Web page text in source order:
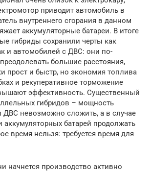
приводит автомобиль в
внутреннего сгорания в данном
аккумуляторные батареи. В итоге
гибриды сохранили черты как
и автомобилей с ДВС: они по-
большие расстояния,
прост и быстр, но экономия топлива
и рекуперативное торможение
эффективность. Существенный
гибридов – мощность
ДВС невозможно сложить, а в случае
аккумуляторных батарей продолжать
время нельзя: требуется время для
начнется производство активно